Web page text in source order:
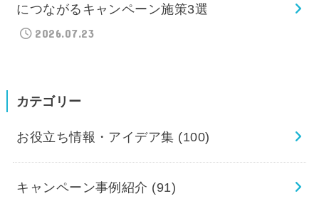
につながるキャンペーン施策3選
2026.07.23
カテゴリー
お役立ち情報・アイデア集 (100)
キャンペーン事例紹介 (91)